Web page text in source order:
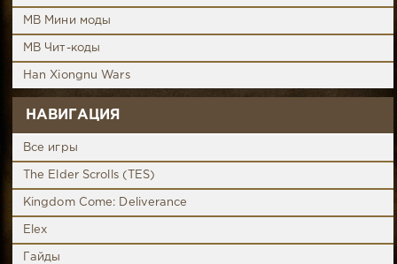
MB Мини моды
MB Чит-коды
Han Xiongnu Wars
НАВИГАЦИЯ
Все игры
The Elder Scrolls (TES)
Kingdom Come: Deliverance
Elex
Гайды